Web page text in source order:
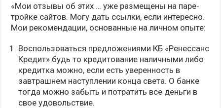
«Мои отзывы об этих … уже размещены на паре-
тройке сайтов. Могу дать ссылки, если интересно.
Мои рекомендации, основанные на личном опыте:
Воспользоваться предложениями КБ «Ренессанс
Кредит» будь то кредитование наличными либо
кредитка можно, если есть уверенность в
завтрашнем наступлении конца света. О банке
тогда можно забыть и потратить все деньги в
свое удовольствие.